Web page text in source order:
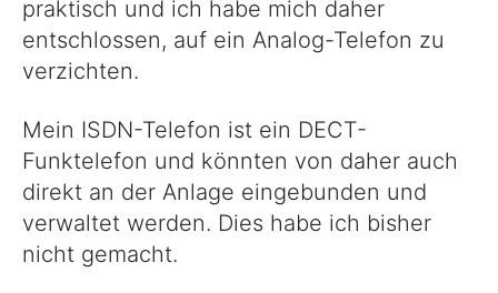
praktisch und ich habe mich daher
entschlossen, auf ein Analog-Telefon zu
verzichten.
Mein ISDN-Telefon ist ein DECT-
Funktelefon und könnten von daher auch
direkt an der Anlage eingebunden und
verwaltet werden. Dies habe ich bisher
nicht gemacht.